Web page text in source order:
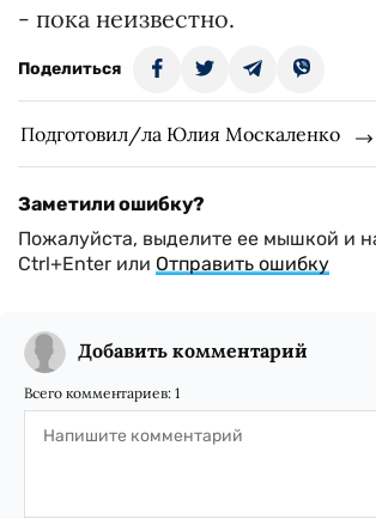
- пока неизвестно.
Поделиться
Подготовил/ла Юлия Москаленко
Заметили ошибку?
Пожалуйста, выделите ее мышкой и
Ctrl+Enter или Отправить ошибку
Добавить комментарий
Всего комментариев: 1